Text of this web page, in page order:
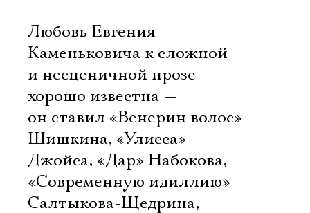
Любовь Евгения
Каменьковича к сложной
и несценичной прозе
хорошо известна —
он ставил «Венерин волос»
Шишкина, «Улисса»
Джойса, «Дар» Набокова,
«Современную идиллию»
Салтыкова-Щедрина,